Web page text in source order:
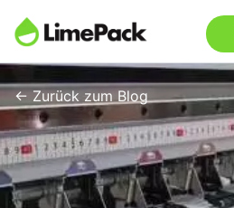
← Zurück zum Blog